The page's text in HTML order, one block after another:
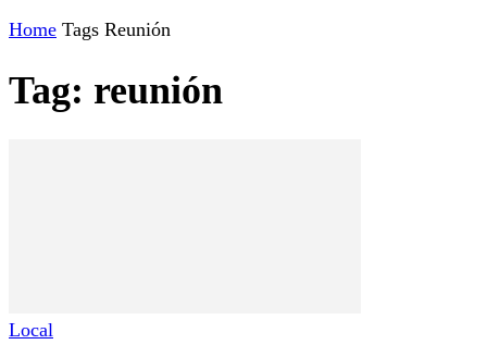
Home Tags Reunión
Tag: reunión
Local